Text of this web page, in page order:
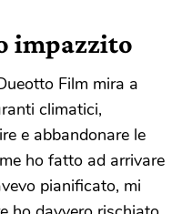
impazzito
Film mira a
climatici,
e abbandonare le
ho fatto ad arrivare
pianificato, mi